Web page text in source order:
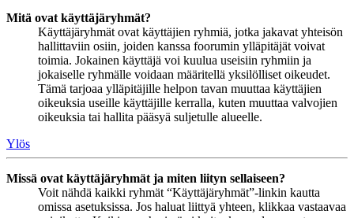
Mitä ovat käyttäjäryhmät?
Käyttäjäryhmät ovat käyttäjien ryhmiä, jotka jakavat yhteisön
hallittaviin osiin, joiden kanssa foorumin ylläpitäjät voivat
toimia. Jokainen käyttäjä voi kuulua useisiin ryhmiin ja
jokaiselle ryhmälle voidaan määritellä yksilölliset oikeudet.
Tämä tarjoaa ylläpitäjille helpon tavan muuttaa käyttäjien
oikeuksia useille käyttäjille kerralla, kuten muuttaa valvojien
oikeuksia tai hallita pääsyä suljetulle alueelle.
Ylös
Missä ovat käyttäjäryhmät ja miten liityn sellaiseen?
Voit nähdä kaikki ryhmät “Käyttäjäryhmät”-linkin kautta
omissa asetuksissa. Jos haluat liittyä yhteen, klikkaa vastaavaa